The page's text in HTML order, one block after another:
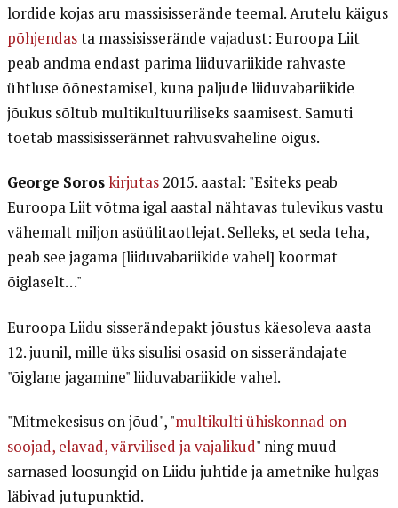
lordide kojas aru massisisserände teemal. Arutelu käigus
põhjendasta massisisserände vajadust: Euroopa Liit
peab andma endast parima liiduvariikide rahvaste
ühtluse õõnestamisel, kuna paljude liiduvabariikide
jõukus sõltub multikultuuriliseks saamisest. Samuti
toetab massisisserännet rahvusvaheline õigus.
George Soros kirjutas2015. aastal: "Esiteks peab
Euroopa Liit võtma igal aastal nähtavas tulevikus vastu
vähemalt miljon asüülitaotlejat. Selleks, et seda teha,
peab see jagama [liiduvabariikide vahel] koormat
õiglaselt…"
Euroopa Liidu sisserändepakt jõustus käesoleva aasta
12. juunil, mille üks sisulisi osasid on sisserändajate
"õiglane jagamine" liiduvabariikide vahel.
"Mitmekesisus on jõud", "multikulti ühiskonnad on
soojad, elavad, värvilised ja vajalikud" ning muud
sarnased loosungid on Liidu juhtide ja ametnike hulgas
läbivad jutupunktid.